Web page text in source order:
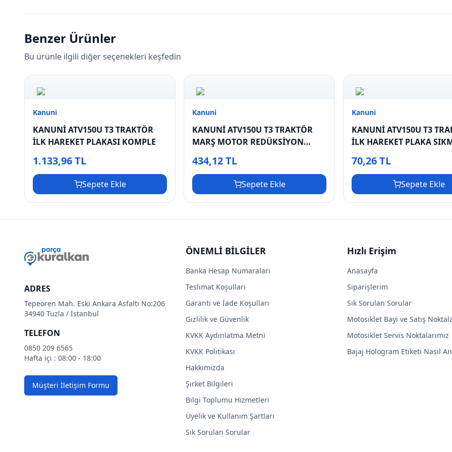
Benzer Ürünler
Bu ürünle ilgili diğer seçenekleri keşfedin
Kanuni
KANUNİ ATV150U T3 TRAKTÖR
İLK HAREKET PLAKASI KOMPLE
1.133,96 TL
Sepete Ekle
Kanuni
KANUNİ ATV150U T3 TRAKTÖR
MARŞ MOTOR REDÜKSİYON
434,12 TL
Sepete Ekle
Kanuni
KANUNİ ATV150U T3
İLK HAREKET PLAKA
70,26 TL
Sepete Ekle
ADRES
Tepeören Mah. Eski Ankara Asfaltı No:206
34940 Tuzla / İstanbul
TELEFON
0850 209 6565
Hafta içi : 08:00 - 18:00
Müşteri İletişim Formu
ÖNEMLİ BİLGİLER
Banka Hesap Numaraları
Teslimat Koşulları
Garanti ve İade Koşulları
Gizlilik ve Güvenlik
KVKK Aydınlatma Metni
KVKK Politikası
Hakkımızda
Şirket Bilgileri
Bilgi Toplumu Hizmetleri
Üyelik ve Kullanım Şartları
Sık Sorulan Sorular
Hızlı Erişim
Anasayfa
Siparişlerim
Sık Sorulan Sorular
Motosiklet Bayi ve Satış
Motosiklet Servis Noktalarımız
Bajaj Hologram Etiketi Nasıl